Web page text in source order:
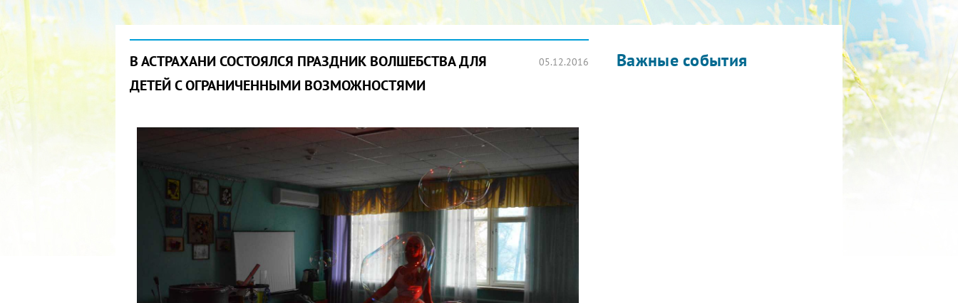
В АСТРАХАНИ СОСТОЯЛСЯ ПРАЗДНИК ВОЛШЕБСТВА ДЛЯ
ДЕТЕЙ С ОГРАНИЧЕННЫМИ ВОЗМОЖНОСТЯМИ
05.12.2016 Важные события
2022 ГОД ПРОВОЗГЛАШЕН ГОДОМ
МАТЕРИ В ЯКУТИИ
19.12.2021